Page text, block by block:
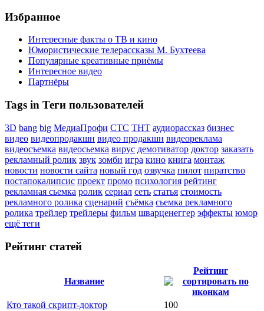
Избранное
Интересные факты о ТВ и кино
Юмористические телерассказы М. Бухтеева
Популярные креативные приёмы
Интересное видео
Партнёры
Tags in Теги пользователей
3D bang big МедиаПрофи СТС ТНТ аудиорассказ бизнес
видео видеопродакшн видео продакшн видеореклама
видеосъемка видеосьемка вирус демотиватор доктор заказать
рекламный ролик звук зомби игра кино книга монтаж
новости новости сайта новый год озвучка пилот пиратство
постапокалипсис проект промо психология рейтинг
рекламная сьемка ролик сериал сеть статья стоимость
рекламного ролика сценарий съёмка сьемка рекламного
ролика трейлер трейлеры фильм шварценеггер эффекты юмор
ещё теги
Рейтинг статей
Название
Рейтинг
Кто такой скрипт-доктор
100